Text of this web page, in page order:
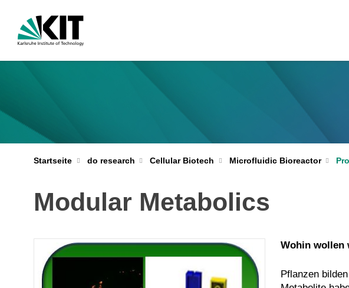
Startseite do research Cellular Biotech Microfluidic Bioreactor
Modular Metabolics
Wohin wollen
Pflanzen